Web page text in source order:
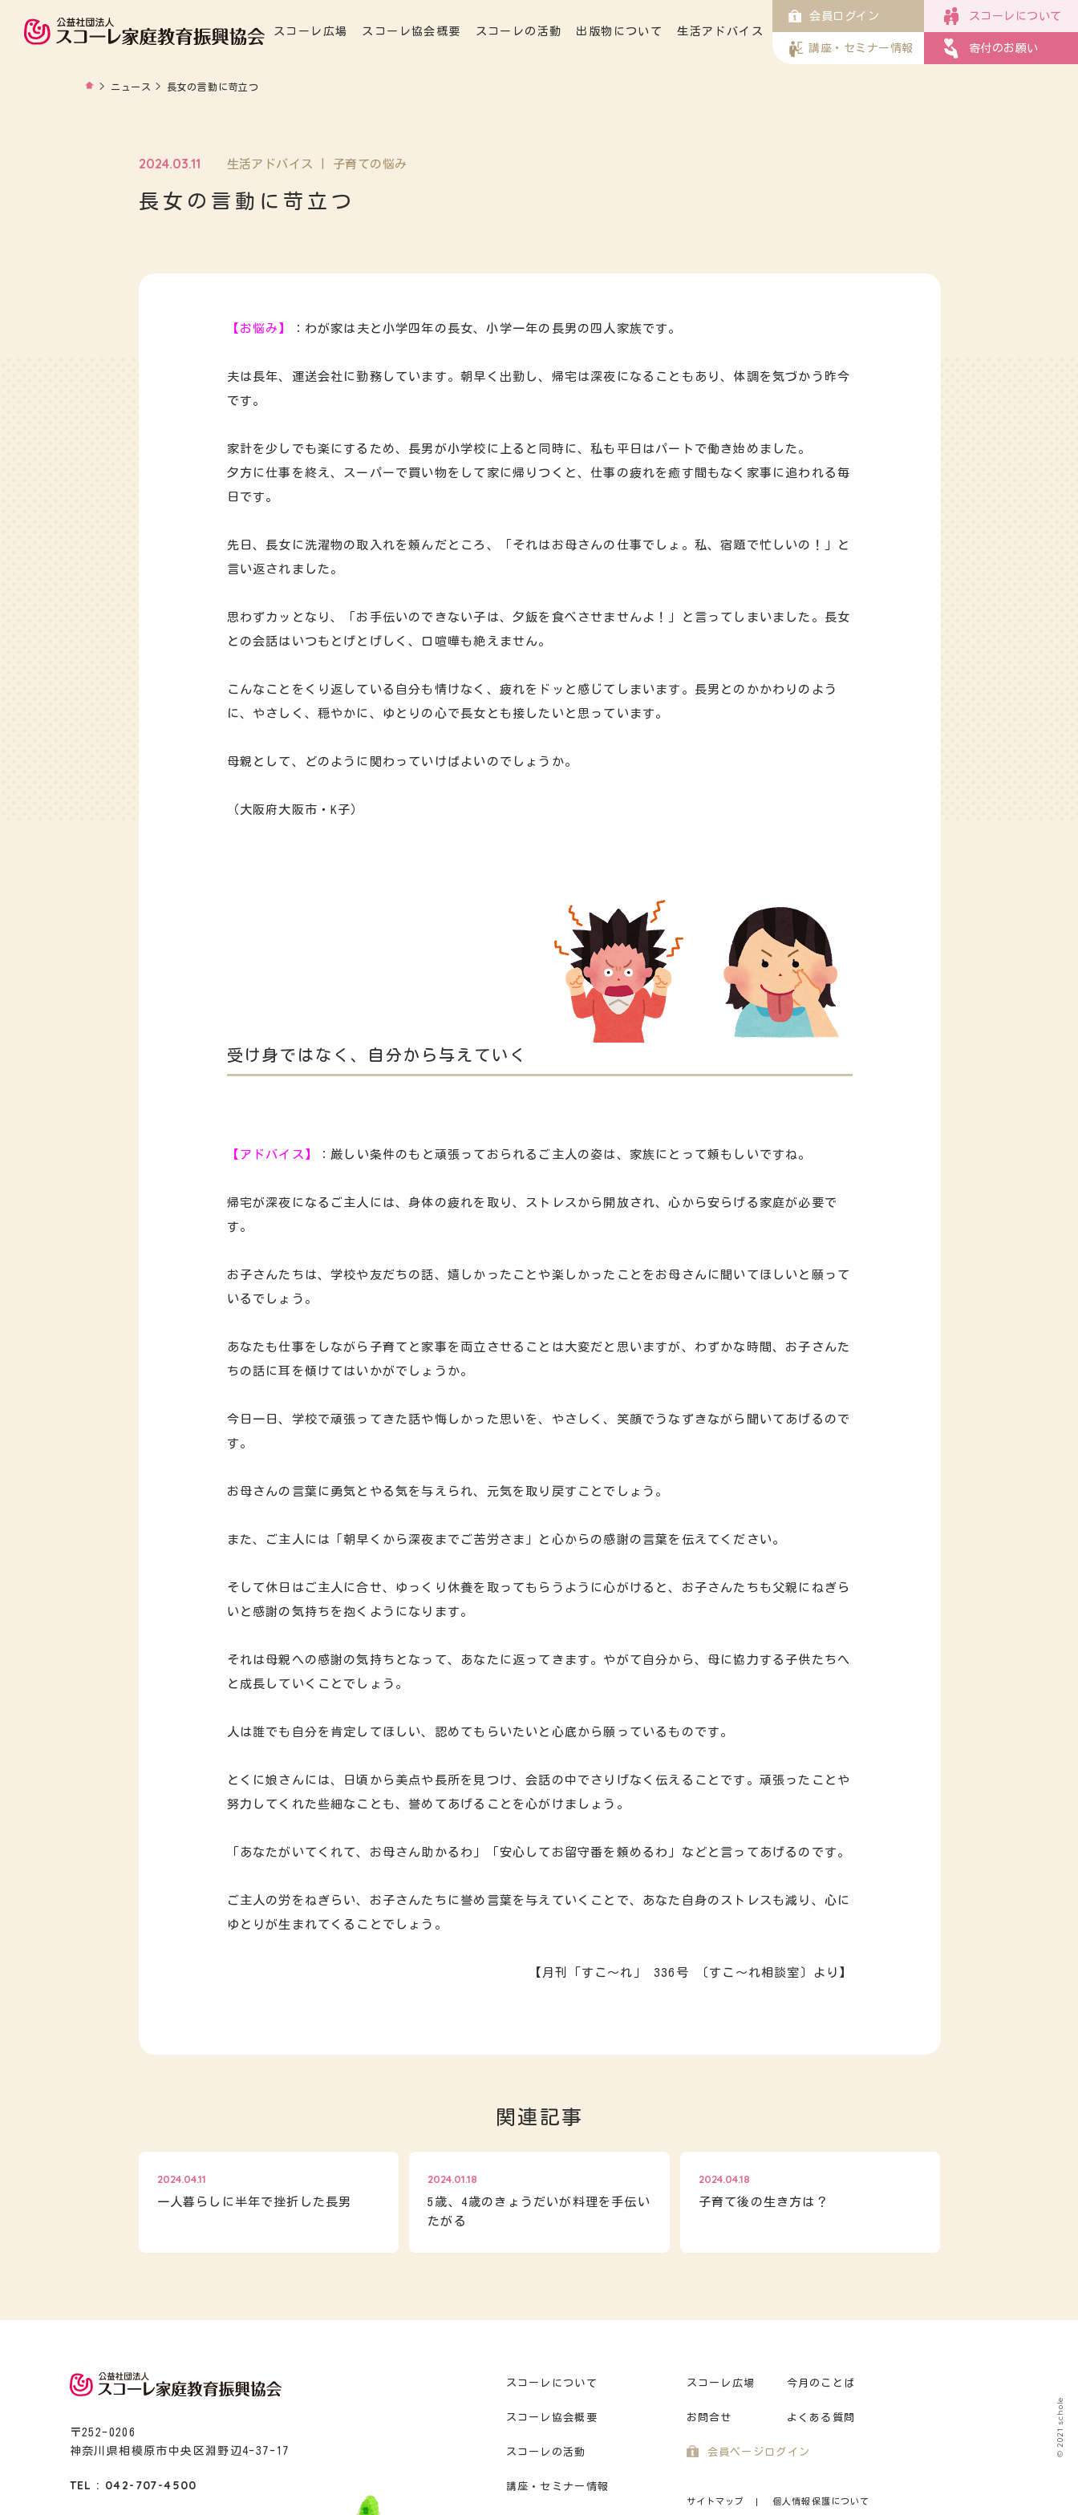
会員ログイン スコーレについて
講座・セミナー情報 寄付のお願い
スコーレ広場 スコーレ協会概要 スコーレの活動 出版物について 生活アドバイス
> ニュース > 長女の言動に苛立つ
2024.03.11 生活アドバイス | 子育ての悩み
長女の言動に苛立つ
【お悩み】 ：わが家は夫と小学四年の長女、小学一年の長男の四人家族です。
夫は長年、運送会社に勤務しています。朝早く出勤し、帰宅は深夜になることもあり、体調を気づかう昨今
です。
家計を少しでも楽にするため、長男が小学校に上ると同時に、私も平日はパートで働き始めました。
夕方に仕事を終え、スーパーで買い物をして家に帰りつくと、仕事の疲れを癒す間もなく家事に追われる毎
日です。
先日、長女に洗濯物の取入れを頼んだところ、「それはお母さんの仕事でしょ。私、宿題で忙しいの！」と
言い返されました。
思わずカッとなり、「お手伝いのできない子は、夕飯を食べさせませんよ！」と言ってしまいました。長女
との会話はいつもとげとげしく、口喧嘩も絶えません。
こんなことをくり返している自分も情けなく、疲れをドッと感じてしまいます。長男とのかかわりのよう
に、やさしく、穏やかに、ゆとりの心で長女とも接したいと思っています。
母親として、どのように関わっていけばよいのでしょうか。
（大阪府大阪市・K子）
受け身ではなく、自分から与えていく
【アドバイス】 ：厳しい条件のもと頑張っておられるご主人の姿は、家族にとって頼もしいですね。
帰宅が深夜になるご主人には、身体の疲れを取り、ストレスから開放され、心から安らげる家庭が必要で
す。
お子さんたちは、学校や友だちの話、嬉しかったことや楽しかったことをお母さんに聞いてほしいと願って
いるでしょう。
あなたも仕事をしながら子育てと家事を両立させることは大変だと思いますが、わずかな時間、お子さんた
ちの話に耳を傾けてはいかがでしょうか。
今日一日、学校で頑張ってきた話や悔しかった思いを、やさしく、笑顔でうなずきながら聞いてあげるので
す。
お母さんの言葉に勇気とやる気を与えられ、元気を取り戻すことでしょう。
また、ご主人には「朝早くから深夜までご苦労さま」と心からの感謝の言葉を伝えてください。
そして休日はご主人に合せ、ゆっくり休養を取ってもらうように心がけると、お子さんたちも父親にねぎら
いと感謝の気持ちを抱くようになります。
それは母親への感謝の気持ちとなって、あなたに返ってきます。やがて自分から、母に協力する子供たちへ
と成長していくことでしょう。
人は誰でも自分を肯定してほしい、認めてもらいたいと心底から願っているものです。
とくに娘さんには、日頃から美点や長所を見つけ、会話の中でさりげなく伝えることです。頑張ったことや
努力してくれた些細なことも、誉めてあげることを心がけましょう。
「あなたがいてくれて、お母さん助かるわ」「安心してお留守番を頼めるわ」などと言ってあげるのです。
ご主人の労をねぎらい、お子さんたちに誉め言葉を与えていくことで、あなた自身のストレスも減り、心に
ゆとりが生まれてくることでしょう。
【月刊「すこ～れ」 336号 〔すこ～れ相談室〕より】
関連記事
2024.04.11
一人暮らしに半年で挫折した長男
2024.01.18
5歳、4歳のきょうだいが料理を手伝い
たがる
2024.04.18
子育て後の生き方は？
〒252-0206
神奈川県相模原市中央区淵野辺4-37-17
TEL : 042-707-4500
スコーレについて
スコーレ協会概要
スコーレの活動
講座・セミナー情報
スコーレ広場 今月のことば
お問合せ よくある質問
会員ページログイン
サイトマップ 個人情報保護について
© 2021 schole